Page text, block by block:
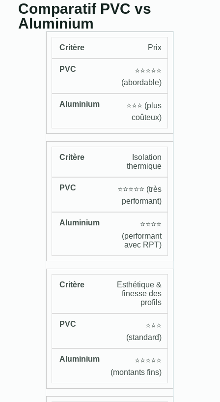
Comparatif PVC vs
Aluminium
Prix
⭐️⭐️⭐️⭐️⭐️
(abordable)
⭐️⭐️⭐️ (plus
coûteux)
Isolation
thermique
⭐️⭐️⭐️⭐️⭐️ (très
performant)
⭐️⭐️⭐️⭐️
(performant
avec RPT)
Esthétique &
finesse des
profils
⭐️⭐️⭐️
(standard)
⭐️⭐️⭐️⭐️⭐️
(montants fins)